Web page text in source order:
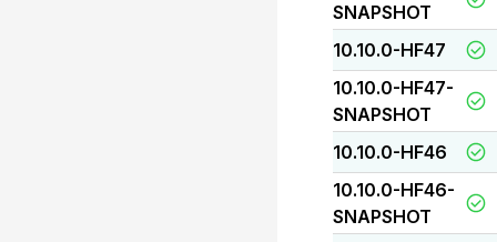
SNAPSHOT
10.10.0-HF47
10.10.0-HF47-
SNAPSHOT
10.10.0-HF46
10.10.0-HF46-
SNAPSHOT